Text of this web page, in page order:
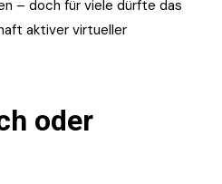
– doch für viele dürfte das
aktiver virtueller
oder